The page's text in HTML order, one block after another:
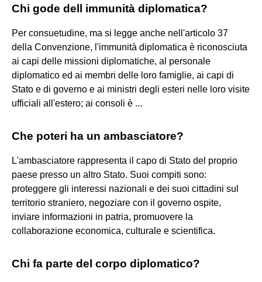
Chi gode dell immunità diplomatica?
Per consuetudine, ma si legge anche nell'articolo 37
della Convenzione, l'immunità diplomatica è riconosciuta
ai capi delle missioni diplomatiche, al personale
diplomatico ed ai membri delle loro famiglie, ai capi di
Stato e di governo e ai ministri degli esteri nelle loro visite
ufficiali all'estero; ai consoli è ...
Che poteri ha un ambasciatore?
L'ambasciatore rappresenta il capo di Stato del proprio
paese presso un altro Stato. Suoi compiti sono:
proteggere gli interessi nazionali e dei suoi cittadini sul
territorio straniero, negoziare con il governo ospite,
inviare informazioni in patria, promuovere la
collaborazione economica, culturale e scientifica.
Chi fa parte del corpo diplomatico?